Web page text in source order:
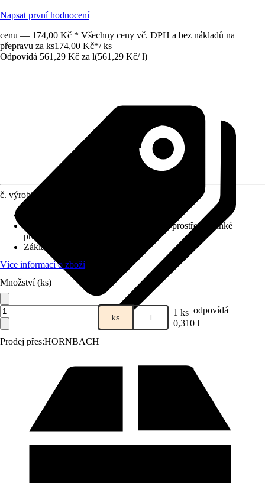
Napsat první hodnocení
cenu — 174,00 Kč * Všechny ceny vč. DPH a bez nákladů na
přepravu za ks174,00 Kč*/ ks
Odpovídá 561,29 Kč za l(561,29 Kč/ l)
Prodej přes:HORNBACH
č. výrobku
Exteriér, Interiér, Mokré prostředí, Vlhké
prostředí
Základní barva
Více informací o zboží
Množství (ks)
ks l 1 ks odpovídá
0,310 l